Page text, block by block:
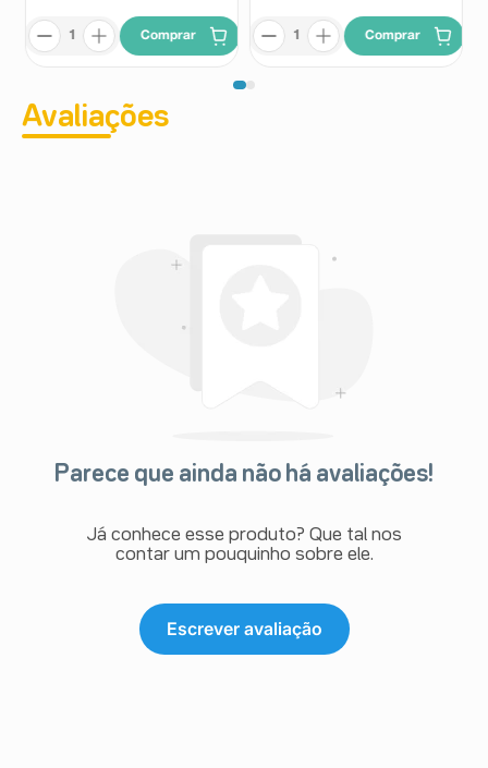
Comprar Comprar
Avaliações
Parece que ainda não há avaliações!
Já conhece esse produto? Que tal nos
contar um pouquinho sobre ele.
Escrever avaliação